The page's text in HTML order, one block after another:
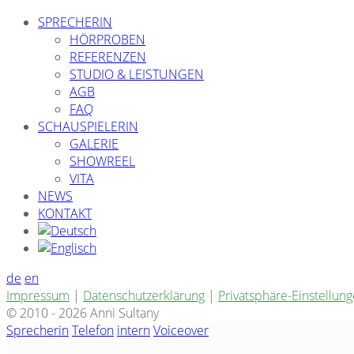
SPRECHERIN
HÖRPROBEN
REFERENZEN
STUDIO & LEISTUNGEN
AGB
FAQ
SCHAUSPIELERIN
GALERIE
SHOWREEL
VITA
NEWS
KONTAKT
de en
Impressum | Datenschutzerklärung | Privatsphäre-
© 2010 - 2026 Anni Sultany
SprecherinTelefon internVoiceover